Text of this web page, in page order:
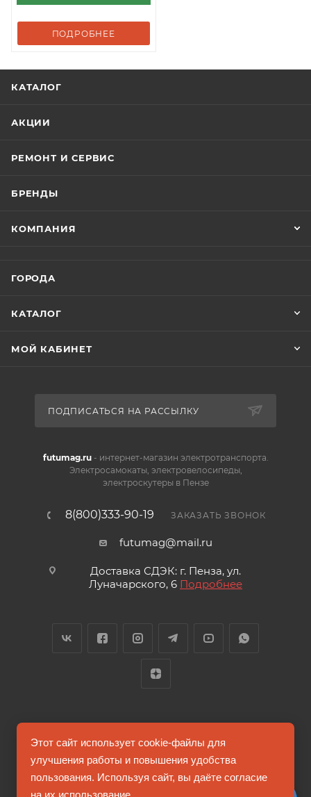
ПОДРОБНЕЕ
КАТАЛОГ
АКЦИИ
РЕМОНТ И СЕРВИС
БРЕНДЫ
КОМПАНИЯ
ГОРОДА
КАТАЛОГ
МОЙ КАБИНЕТ
ПОДПИСАТЬСЯ НА РАССЫЛКУ
futumag.ru- интернет-магазин электротранспорта.
Электросамокаты, электровелосипеды,
электроскутеры в Пензе
8(800)333-90-19 ЗАКАЗАТЬ ЗВОНОК
futumag@mail.ru
Доставка СДЭК: г. Пенза, ул.
Луначарского, 6 Подробнее
2026 © FUTUMAG.RU
Информация на сайте не является публичной офертой
Этот сайт использует cookie-файлы для
улучшения работы и повышения удобства
пользования. Используя сайт, вы даёте согласие
на их использование.